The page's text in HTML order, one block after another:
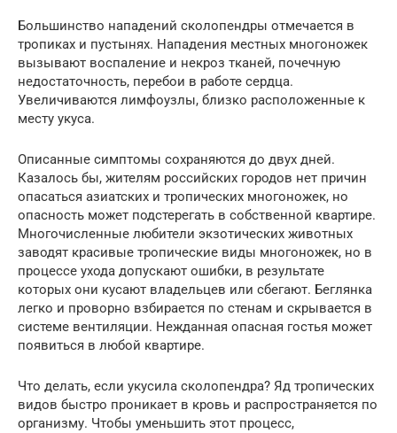
Большинство нападений сколопендры отмечается в
тропиках и пустынях. Нападения местных многоножек
вызывают воспаление и некроз тканей, почечную
недостаточность, перебои в работе сердца.
Увеличиваются лимфоузлы, близко расположенные к
месту укуса.
Описанные симптомы сохраняются до двух дней.
Казалось бы, жителям российских городов нет причин
опасаться азиатских и тропических многоножек, но
опасность может подстерегать в собственной квартире.
Многочисленные любители экзотических животных
заводят красивые тропические виды многоножек, но в
процессе ухода допускают ошибки, в результате
которых они кусают владельцев или сбегают. Беглянка
легко и проворно взбирается по стенам и скрывается в
системе вентиляции. Нежданная опасная гостья может
появиться в любой квартире.
Что делать, если укусила сколопендра? Яд тропических
видов быстро проникает в кровь и распространяется по
организму. Чтобы уменьшить этот процесс,